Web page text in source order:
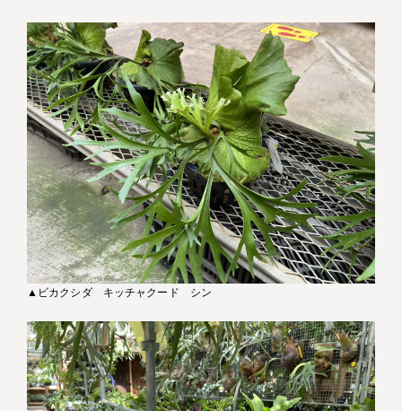
▲ビカクシダ キッチャクード シン